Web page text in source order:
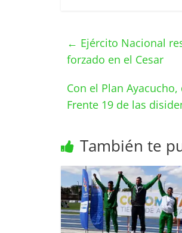
← Ejército Nacional
forzado en el Cesar
Con el Plan
Frente 19 de las
También te